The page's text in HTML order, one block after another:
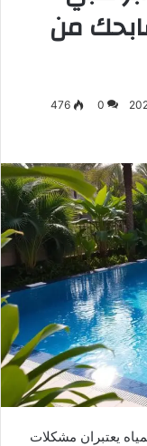
من
0
476
يعتبران مشكلات